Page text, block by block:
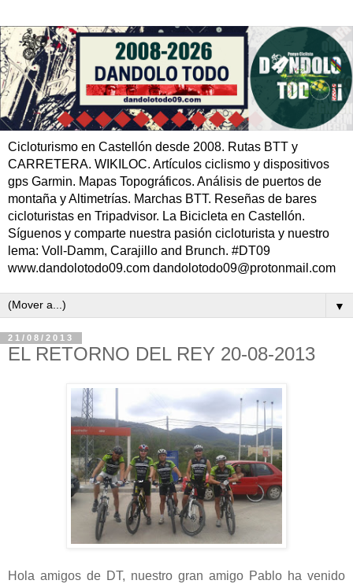
Cicloturismo en Castellón desde 2008. Rutas BTT y
CARRETERA. WIKILOC. Artículos ciclismo y dispositivos
gps Garmin. Mapas Topográficos. Análisis de puertos de
montaña y Altimetrías. Marchas BTT. Reseñas de bares
cicloturistas en Tripadvisor. La Bicicleta en Castellón.
Síguenos y comparte nuestra pasión cicloturista y nuestro
lema: Voll-Damm, Carajillo and Brunch. #DT09
www.dandolotodo09.com dandolotodo09@protonmail.com
▼
21/08/2013
EL RETORNO DEL REY 20-08-2013
Hola amigos de DT, nuestro gran amigo Pablo ha venido